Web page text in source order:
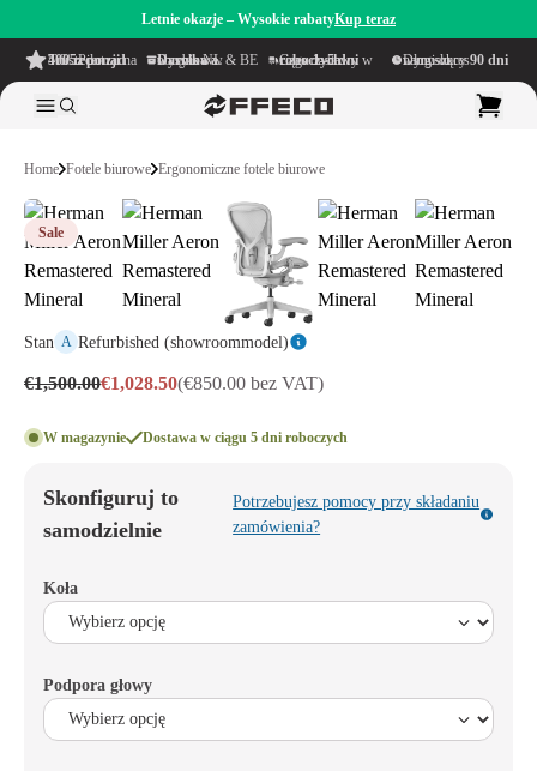
Letnie okazje – Wysokie rabatyKup teraz
4.6/5
z ponad 500 recenzji
na TrustPilot Darmowa wysyłka
w obrębie NL & BE Czas dostawy w ciągu
1–5 dni roboczych Długi okres namysłu wynoszący90 dni
Home Fotele biurowe Ergonomiczne fotele biurowe
Sale
Stan A Refurbished (showroommodel)
€1,500.00€1,028.50(€850.00 bez VAT)
W magazynie Dostawa w ciągu 5 dni roboczych
Skonfiguruj to
samodzielnie
Potrzebujesz pomocy przy składaniu
zamówienia?
Koła
Podpora głowy